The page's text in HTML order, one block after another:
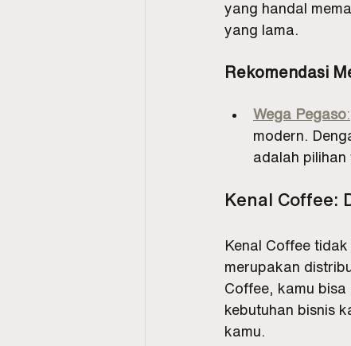
yang handal
yang lama.
Rekomendasi
Wega Pegaso:
modern.
adalah pilihan
Kenal Coffee:
Kenal Coffee
merupakan
Coffee, kamu
kebutuhan bisnis
kamu.